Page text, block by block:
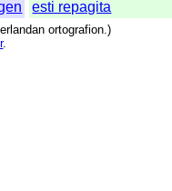
esti repagita
ortografion.)
.